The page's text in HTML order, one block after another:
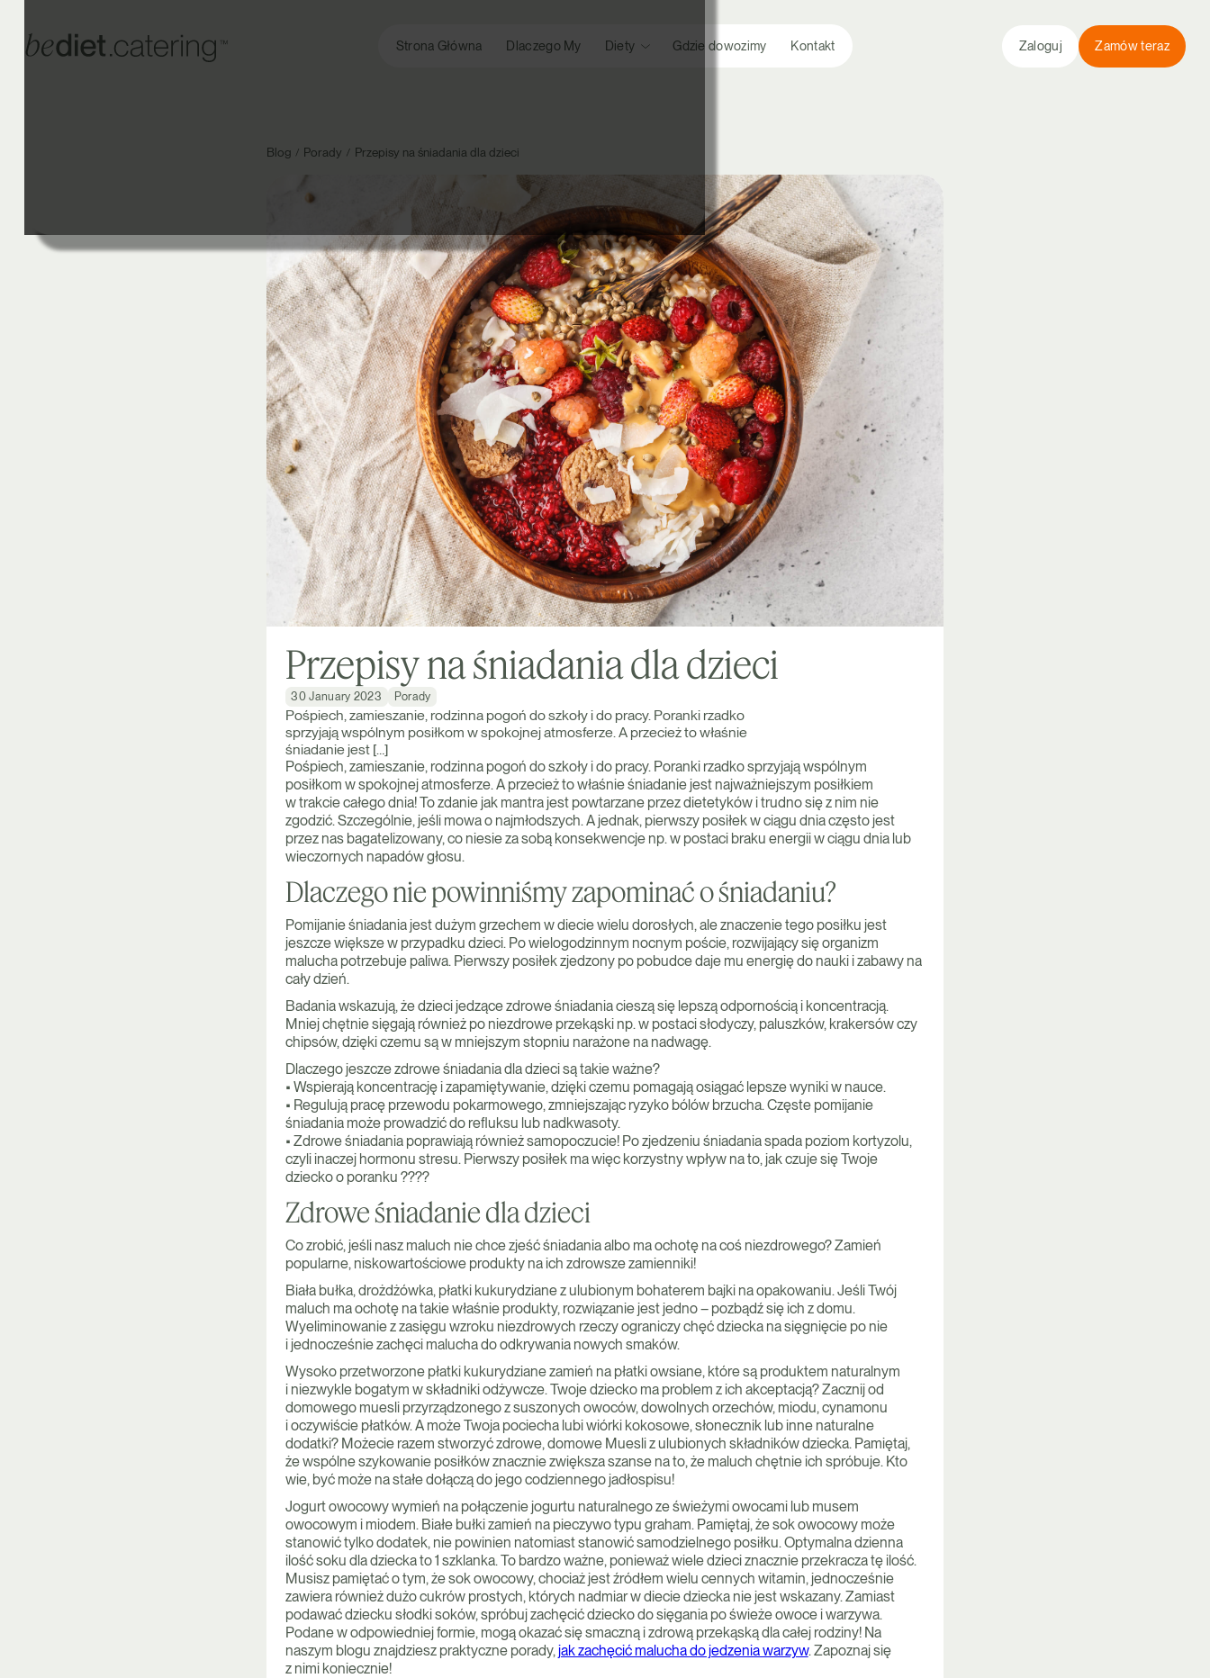
Strona Główna Dlaczego My Diety Gdzie dowozimy Kontakt Zaloguj Zamów teraz
Blog Porady Przepisy na śniadania dla dzieci
Przepisy na śniadania dla dzieci
30 January 2023 Porady
Pośpiech, zamieszanie, rodzinna pogoń do szkoły i do pracy. Poranki rzadko
sprzyjają wspólnym posiłkom w spokojnej atmosferze. A przecież to właśnie
śniadanie jest […]
Pośpiech, zamieszanie, rodzinna pogoń do szkoły i do pracy. Poranki rzadko sprzyjają wspólnym
posiłkom w spokojnej atmosferze. A przecież to właśnie śniadanie jest najważniejszym posiłkiem
w trakcie całego dnia! To zdanie jak mantra jest powtarzane przez dietetyków i trudno się z nim nie
zgodzić. Szczególnie, jeśli mowa o najmłodszych. A jednak, pierwszy posiłek w ciągu dnia często jest
przez nas bagatelizowany, co niesie za sobą konsekwencje np. w postaci braku energii w ciągu dnia lub
wieczornych napadów głosu.
Dlaczego nie powinniśmy zapominać o śniadaniu?
Pomijanie śniadania jest dużym grzechem w diecie wielu dorosłych, ale znaczenie tego posiłku jest
jeszcze większe w przypadku dzieci. Po wielogodzinnym nocnym poście, rozwijający się organizm
malucha potrzebuje paliwa. Pierwszy posiłek zjedzony po pobudce daje mu energię do nauki i zabawy na
cały dzień.
Badania wskazują, że dzieci jedzące zdrowe śniadania cieszą się lepszą odpornością i koncentracją.
Mniej chętnie sięgają również po niezdrowe przekąski np. w postaci słodyczy, paluszków, krakersów czy
chipsów, dzięki czemu są w mniejszym stopniu narażone na nadwagę.
Dlaczego jeszcze zdrowe śniadania dla dzieci są takie ważne?
• Wspierają koncentrację i zapamiętywanie, dzięki czemu pomagają osiągać lepsze wyniki w nauce.
• Regulują pracę przewodu pokarmowego, zmniejszając ryzyko bólów brzucha. Częste pomijanie
śniadania może prowadzić do refluksu lub nadkwasoty.
• Zdrowe śniadania poprawiają również samopoczucie! Po zjedzeniu śniadania spada poziom kortyzolu,
czyli inaczej hormonu stresu. Pierwszy posiłek ma więc korzystny wpływ na to, jak czuje się Twoje
dziecko o poranku ????
Zdrowe śniadanie dla dzieci
Co zrobić, jeśli nasz maluch nie chce zjeść śniadania albo ma ochotę na coś niezdrowego? Zamień
popularne, niskowartościowe produkty na ich zdrowsze zamienniki!
Biała bułka, drożdżówka, płatki kukurydziane z ulubionym bohaterem bajki na opakowaniu. Jeśli Twój
maluch ma ochotę na takie właśnie produkty, rozwiązanie jest jedno – pozbądź się ich z domu.
Wyeliminowanie z zasięgu wzroku niezdrowych rzeczy ograniczy chęć dziecka na sięgnięcie po nie
i jednocześnie zachęci malucha do odkrywania nowych smaków.
Wysoko przetworzone płatki kukurydziane zamień na płatki owsiane, które są produktem naturalnym
i niezwykle bogatym w składniki odżywcze. Twoje dziecko ma problem z ich akceptacją? Zacznij od
domowego muesli przyrządzonego z suszonych owoców, dowolnych orzechów, miodu, cynamonu
i oczywiście płatków. A może Twoja pociecha lubi wiórki kokosowe, słonecznik lub inne naturalne
dodatki? Możecie razem stworzyć zdrowe, domowe Muesli z ulubionych składników dziecka. Pamiętaj,
że wspólne szykowanie posiłków znacznie zwiększa szanse na to, że maluch chętnie ich spróbuje. Kto
wie, być może na stałe dołączą do jego codziennego jadłospisu!
Jogurt owocowy wymień na połączenie jogurtu naturalnego ze świeżymi owocami lub musem
owocowym i miodem. Białe bułki zamień na pieczywo typu graham. Pamiętaj, że sok owocowy może
stanowić tylko dodatek, nie powinien natomiast stanowić samodzielnego posiłku. Optymalna dzienna
ilość soku dla dziecka to 1 szklanka. To bardzo ważne, ponieważ wiele dzieci znacznie przekracza tę ilość.
Musisz pamiętać o tym, że sok owocowy, chociaż jest źródłem wielu cennych witamin, jednocześnie
zawiera również dużo cukrów prostych, których nadmiar w diecie dziecka nie jest wskazany. Zamiast
podawać dziecku słodki soków, spróbuj zachęcić dziecko do sięgania po świeże owoce i warzywa.
Podane w odpowiedniej formie, mogą okazać się smaczną i zdrową przekąską dla całej rodziny! Na
naszym blogu znajdziesz praktyczne porady,jak zachęcić malucha do jedzenia warzyw. Zapoznaj się
z nimi koniecznie!